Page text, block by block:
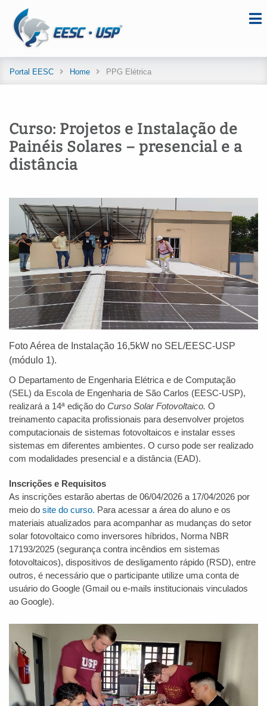
Portal EESC Home PPG Elétrica
Curso: Projetos e Instalação de
Painéis Solares – presencial e a
distância
Foto Aérea de Instalação 16,5kW no SEL/EESC-USP
(módulo 1).
O Departamento de Engenharia Elétrica e de Computação
(SEL) da Escola de Engenharia de São Carlos (EESC-USP),
realizará a 14ª edição do Curso Solar Fotovoltaico. O
treinamento capacita profissionais para desenvolver projetos
computacionais de sistemas fotovoltaicos e instalar esses
sistemas em diferentes ambientes. O curso pode ser realizado
com modalidades presencial e a distância (EAD).
Inscrições e Requisitos
As inscrições estarão abertas de 06/04/2026 a 17/04/2026 por
meio do site do curso. Para acessar a área do aluno e os
materiais atualizados para acompanhar as mudanças do setor
solar fotovoltaico como inversores híbridos, Norma NBR
17193/2025 (segurança contra incêndios em sistemas
fotovoltaicos), dispositivos de desligamento rápido (RSD), entre
outros, é necessário que o participante utilize uma conta de
usuário do Google (Gmail ou e-mails institucionais vinculados
ao Google).